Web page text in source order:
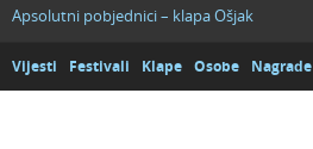
Apsolutni pobjednici – klapa Ošjak
Vijesti Festivali Klape Osobe Nagrade